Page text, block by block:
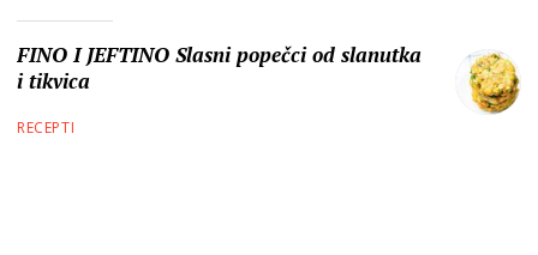
FINO I JEFTINO Slasni popečci od slanutka
i tikvica
RECEPTI